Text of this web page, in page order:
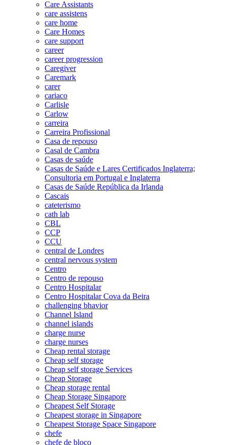
Care Assistants
care assistens
care home
Care Homes
care support
career
career progression
Caregiver
Caremark
carer
cariaco
Carlisle
Carlow
carreira
Carreira Profissional
Casa de repouso
Casal de Cambra
Casas de saúde
Casas de Saúde e Lares Certificados Inglaterra;
Consultoria em Portugal e Inglaterra
Casas de Saúde República da Irlanda
Cascais
cateterismo
cath lab
CBL
CCP
CCU
central de Londres
central nervous system
Centro
Centro de repouso
Centro Hospitalar
Centro Hospitalar Cova da Beira
challenging bhavior
Channel Island
channel islands
charge nurse
charge nurses
Cheap rental storage
Cheap self storage
Cheap self storage Services
Cheap Storage
Cheap storage rental
Cheap Storage Singapore
Cheapest Self Storage
Cheapest storage in Singapore
Cheapest Storage Space Singapore
chefe
chefe de bloco